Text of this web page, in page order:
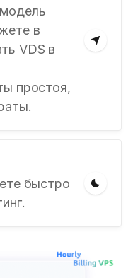
в
VDS в
простоя,
быстро